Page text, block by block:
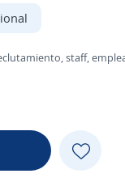
staff,